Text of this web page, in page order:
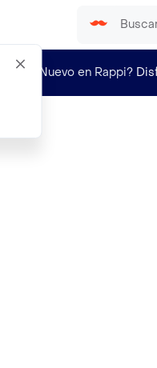
¿Nuevo en Rappi?